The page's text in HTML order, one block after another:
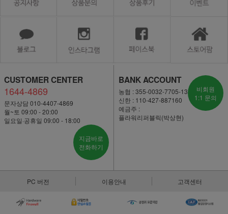
CUSTOMER CENTER
1644-4869
문자상담 010-4407-4869
월~토 09:00 - 20:00
일요일·공휴일 09:00 - 18:00
지금바로
전화하기
BANK ACCOUNT
농협 : 355-0032-7705-13
신한 : 110-427-887160
예금주 :
플라워리퍼블릭(박상현)
비회원
1:1 문의
PC 버전 이용안내 고객센터